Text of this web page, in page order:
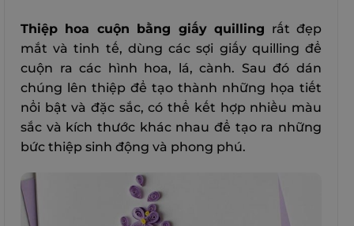
Thiệp hoa cuộn bằng giấy quilling rất đẹp
mắt và tinh tế, dùng các sợi giấy quilling để
cuộn ra các hình hoa, lá, cành. Sau đó dán
chúng lên thiệp để tạo thành những họa tiết
nổi bật và đặc sắc, có thể kết hợp nhiều màu
sắc và kích thước khác nhau để tạo ra những
bức thiệp sinh động và phong phú.